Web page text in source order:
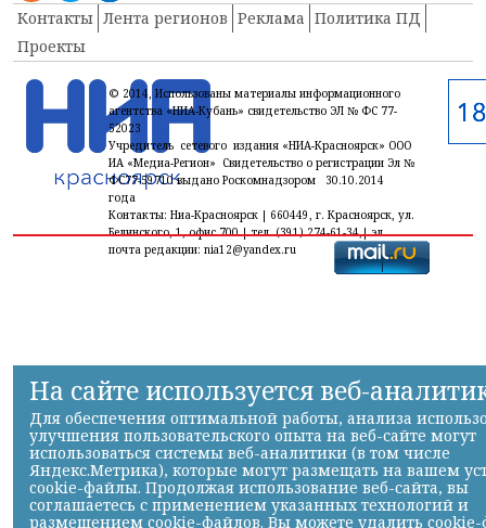
Контакты Лента регионов Реклама Политика ПД
Проекты
© 2014, Использованы материалы информационного
агентства «НИА-Кубань» свидетельство ЭЛ № ФС 77-
52023
Учредитель сетевого издания «НИА-Красноярск» ООО
ИА «Медиа-Регион» Свидетельство о регистрации Эл №
ФС77-59710 выдано Роскомнадзором 30.10.2014
года
Контакты: Ниа-Красноярск | 660449, г. Красноярск, ул.
Белинского, 1, офис 700 | тел. (391) 274-61-34,| эл.
почта редакции: nia12@yandex.ru
На сайте используется веб-
Для обеспечения оптимальной работы, анализа
улучшения пользовательского опыта на веб-сайте могут
использоваться системы веб-аналитики (в том числе
Яндекс.Метрика), которые могут размещать на вашем
cookie-файлы. Продолжая использование веб-сайта, вы
соглашаетесь с применением указанных технологий и
размещением cookie-файлов. Вы можете удалить